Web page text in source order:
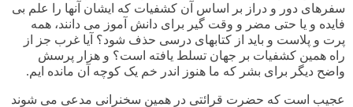
سفرهای دور و دراز بر اساس آن کشفیات که ایشان آنها را علم بی
فایده و یا حتی مضر و وقت گیر برای دانش آموز می دانند، همه
پرت و پلاست و باید از کتابهای درسی حذف شود؟ آیا غرب جز از
راه همین کشفیات بر جهان تسلط یافته است؟ و هزار پرسش
واضح دیگر برای بشر که ما هنوز اندر خم یک کوچه آن مانده ایم.
عجیب است که حضرت قرائتی در همین سخنرانی مدعی می شوند